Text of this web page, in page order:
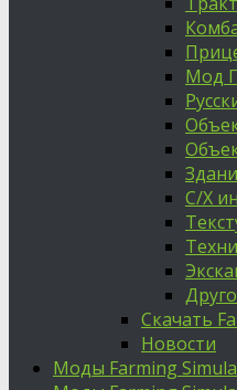
Мод
С/Х
Скачать
Новости
Моды Farming